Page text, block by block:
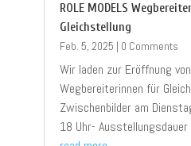
ROLE MODELS
Gleichstellung
Feb. 5, 2025 | 0 Comments
Wir laden zur Eröffnung
Wegbereiterinnen für
Zwischenbilder am
18 Uhr-